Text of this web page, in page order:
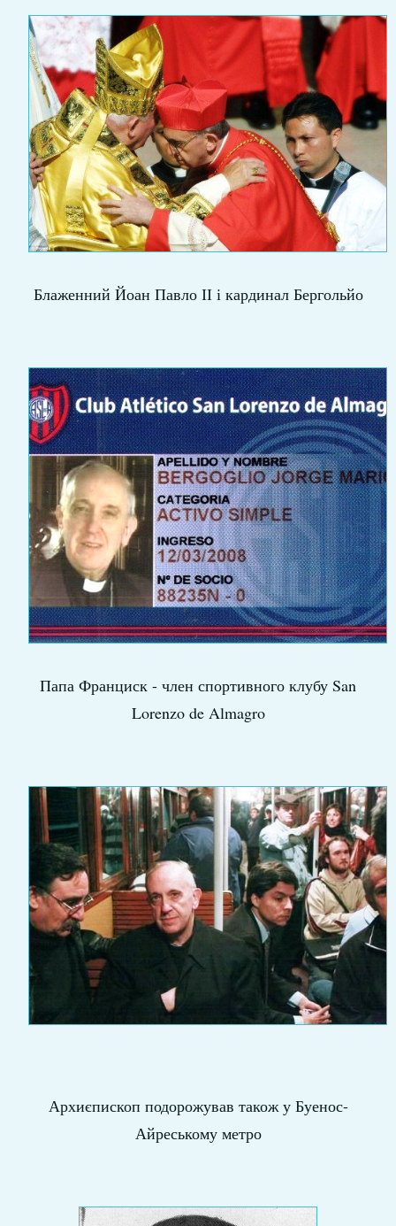
Блаженний Йоан Павло ІІ і кардинал Бергольйо
Папа Франциск - член спортивного клубу San
Lorenzo de Almagro
Архиєпископ подорожував також у Буенос-
Айреському метро